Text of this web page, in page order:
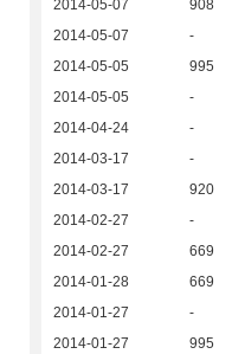
2014-05-07
908
2014-05-07
-
2014-05-05
995
2014-05-05
-
2014-04-24
-
2014-03-17
-
2014-03-17
920
2014-02-27
-
2014-02-27
669
2014-01-28
669
2014-01-27
-
2014-01-27
995